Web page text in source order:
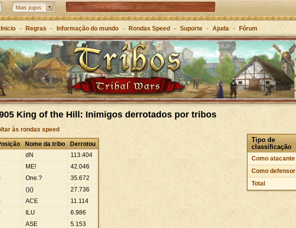
Mais jogos: Tribal Wars 2: a sequela do clássico
Forge of Empires – Estratégia ao longo das eras
Grepolis – Construa o seu império na Grécia Antiga
Inicio - Regras - Informação do mundo - Rondas Speed - Suporte - Ajuda - Fórum
King of the Hill: Inimigos derrotados por tribos
às rondas speed
Tipo de
classificação
Como atacante
Como defensor
Total
Nome da tribo
Derrotou
dN 113.404
ME! 42.046
One.? 35.672
()() 27.736
ACE 11.114
ILU 6.986
ASE 5.153